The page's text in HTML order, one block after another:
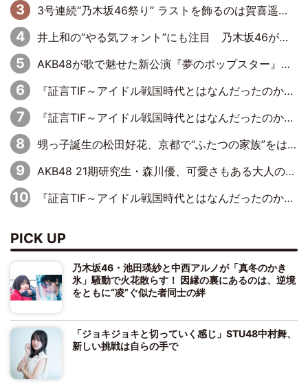
3号連続“乃木坂46祭り” ラストを飾るのは賀喜遥香…5年ぶりの登場に「5年分大人になった私を見ていただけたら」
井上和の“やる気フォント”にも注目 乃木坂46が挑んだ書道パフォーマンスの舞台裏
AKB48が歌で魅せた新公演『夢のポップスター』 初日から全身全霊のステージ
『証言TIF～アイドル戦国時代とはなんだったのか～』第6回：でんぱ組.inc・古川未鈴×相沢梨紗「『ハロプロやりたかったな』って言ったら、夢眠ねむさんに『てめえはでんぱ組．incなんだよ！』って肩パンされて(笑)」
『証言TIF～アイドル戦国時代とはなんだったのか～』第11回：私立恵比寿中学・真山りか×安本彩花「TIFで10年ぶりのキョンシーメイクをしたら、場を完全に引かせてしまって。時代が変わったんだなって」
甥っ子誕生の松田好花、京都で“ふたつの家族”をはしご！ “母”黒谷友香に見送られ、“父”松岡昌宏とはハシゴ酒
AKB48 21期研究生・森川優、可愛さもある大人の女性に
『証言TIF～アイドル戦国時代とはなんだったのか～』第10回：さくら学院・武藤彩未×飯田らうら「正直、中3で辞めるというのを信じてなくて。そう言われてはいたけど、嘘でしょって」
PICK UP
乃木坂46・池田瑛紗と中西アルノが「真冬のかき
氷」騒動で火花散らす！ 因縁の裏にあるのは、逆境
をともに“凌”ぐ似た者同士の絆
「ジョキジョキと切っていく感じ」STU48中村舞、
新しい挑戦は自らの手で